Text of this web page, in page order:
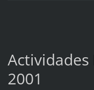
Actividades
2001